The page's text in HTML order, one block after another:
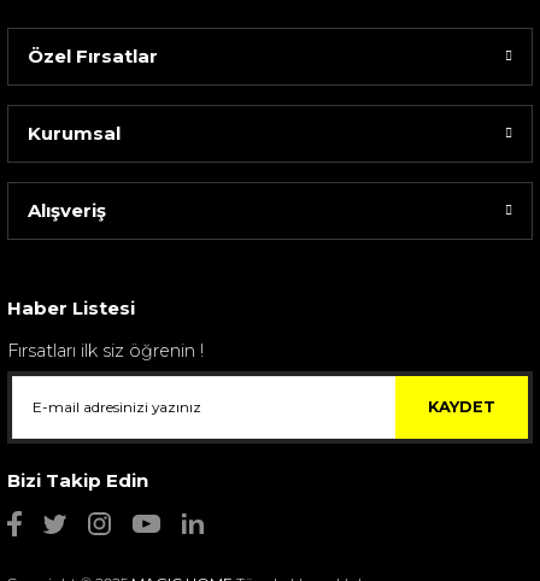
Sarev Elfıda Flanel Nevresim Takımı Çift Kişili...
Özel Fırsatlar
Kurumsal
Alışveriş
Haber Listesi
Fırsatları ilk siz öğrenin !
KAYDET
Bizi Takip Edin